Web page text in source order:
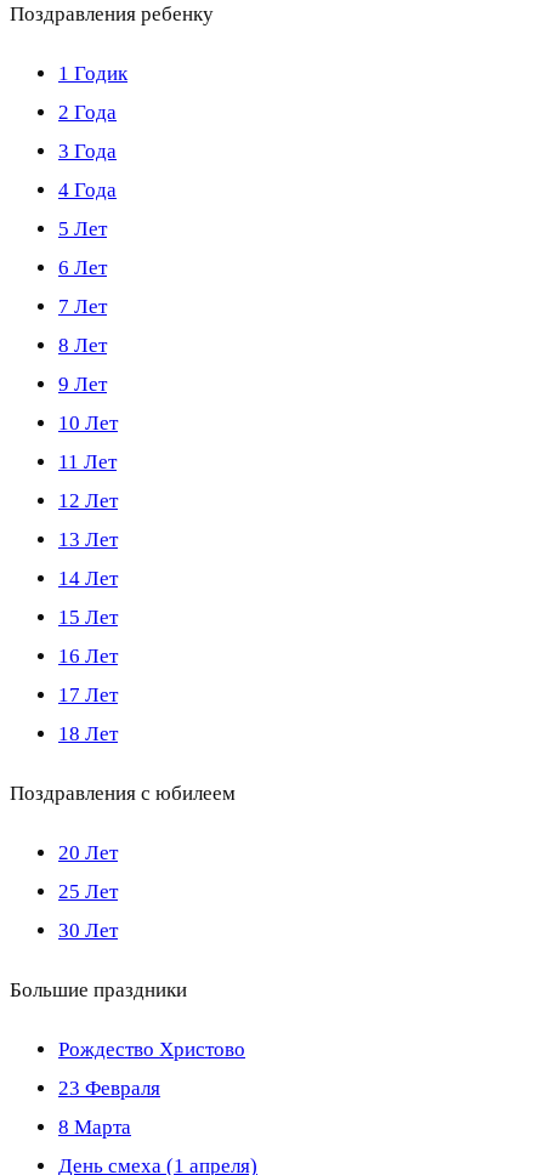
Поздравления ребенку
1 Годик
2 Года
3 Года
4 Года
5 Лет
6 Лет
7 Лет
8 Лет
9 Лет
10 Лет
11 Лет
12 Лет
13 Лет
14 Лет
15 Лет
16 Лет
17 Лет
18 Лет
Поздравления с юбилеем
20 Лет
25 Лет
30 Лет
Большие праздники
Рождество Христово
23 Февраля
8 Марта
День смеха (1 апреля)